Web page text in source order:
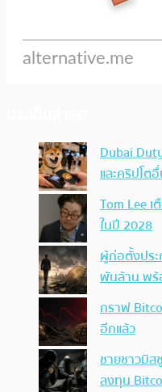
Dubai
และคริปโต
Tom Lee
ในปี 2028
ผู้ก่อตั้งปร
พันล้าน พร้
กราฟ
อีกแล้ว
ชายชาวมิ
ลงทุน